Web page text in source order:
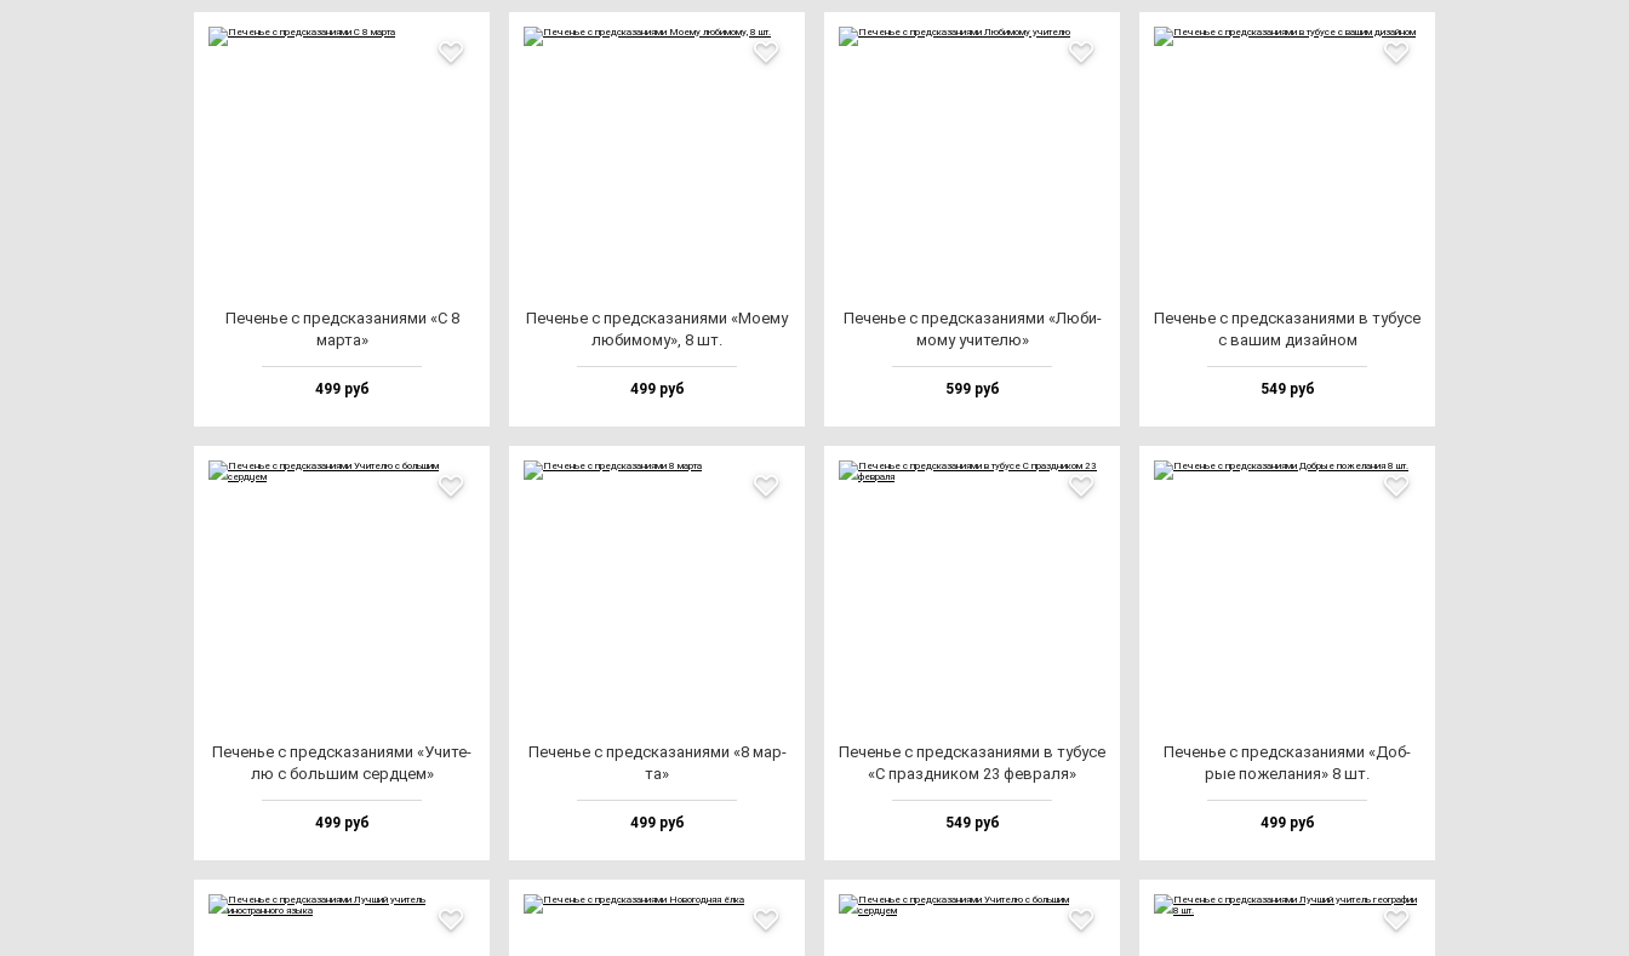
Печенье с пред­ска­за­ни­ями «С 8
мар­та»
499 руб
Печенье с пред­ска­за­ни­ями «Моему
лю­би­мо­му», 8 шт.
499 руб
Печенье с пред­ска­за­ни­ями «Люби­
мо­му учи­те­лю»
599 руб
Печенье с пред­ска­за­ни­ями в ту­бу­се
с ва­шим ди­зай­ном
549 руб
Печенье с пред­ска­за­ни­ями «Учи­те­
лю с боль­шим сер­дцем»
499 руб
Печенье с пред­ска­за­ни­ями «8 мар­
та»
499 руб
Печенье с пред­ска­за­ни­ями в ту­бу­се
«С праз­дни­ком 23 фев­ра­ля»
549 руб
Печенье с пред­ска­за­ни­ями «Доб­
рые по­же­ла­ния» 8 шт.
499 руб